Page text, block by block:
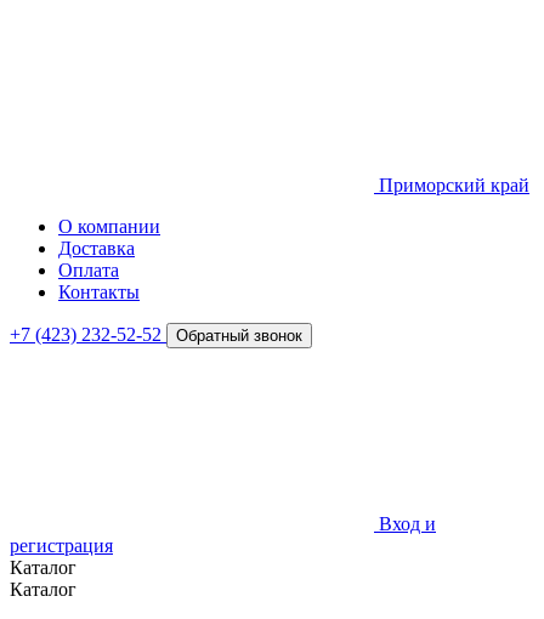
Приморский край
О компании
Доставка
Оплата
Контакты
+7 (423) 232-52-52 Обратный звонок
Вход и
регистрация
Каталог
Каталог